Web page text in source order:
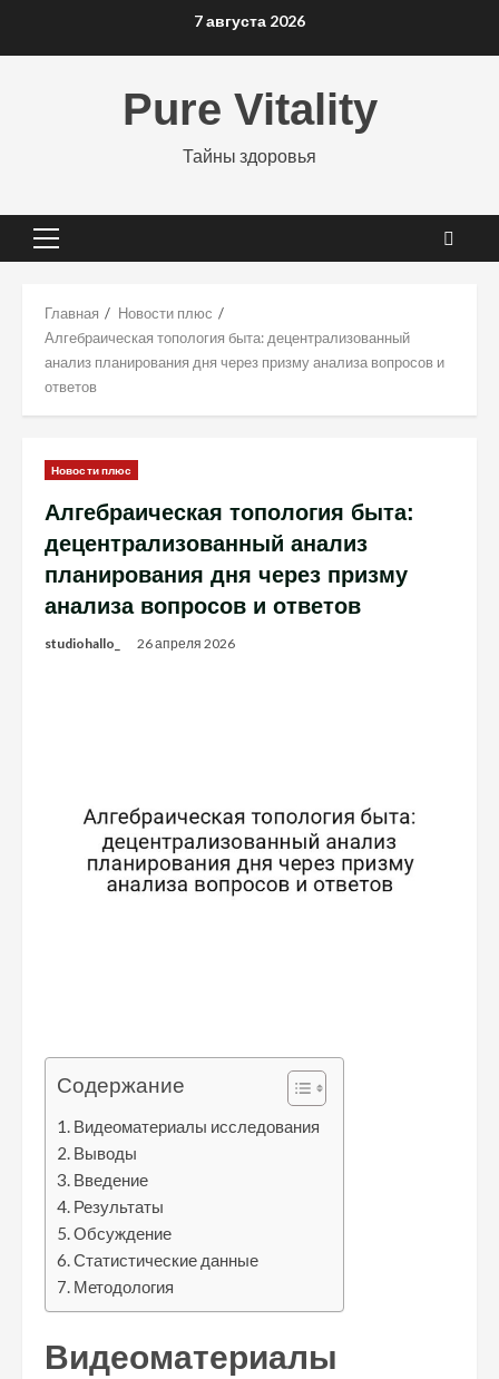
7 августа 2026
Pure Vitality
Тайны здоровья
Основное
Главная
Новости плюс
Алгебраическая топология быта: децентрализованный
анализ планирования дня через призму анализа вопросов и
ответов
Новости плюс
Алгебраическая топология быта:
децентрализованный анализ
планирования дня через призму
анализа вопросов и ответов
studiohallo_ 26 апреля 2026
Содержание
Видеоматериалы исследования
Выводы
Введение
Результаты
Обсуждение
Статистические данные
Методология
Видеоматериалы